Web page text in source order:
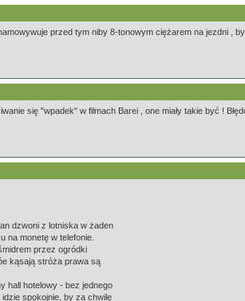
przed tym niby 8-tonowym ciężarem na jezdni ,
się "wpadek" w filmach Barei , one miały takie być !
dzwoni z lotniska w żaden
na monetę w telefonie.
przez ogródki
kąsają stróża prawa są
hall hotelowy - bez jednego
spokojnie, by za chwilę